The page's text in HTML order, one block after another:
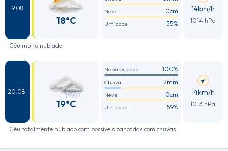
19.08
18°C
Neve 0cm
Umidade 55%
14km/h
1014 hPa
Céu muito nublado
20.08
19°C
Nebulosidade 100%
Chuva 2mm
Neve 0cm
Umidade 59%
14km/h
1013 hPa
Céu totalmente nublado com possíveis pancadas com chuvas